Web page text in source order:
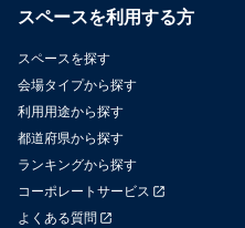
スペースを利用する方
スペースを探す
会場タイプから探す
利用用途から探す
都道府県から探す
ランキングから探す
コーポレートサービス
よくある質問